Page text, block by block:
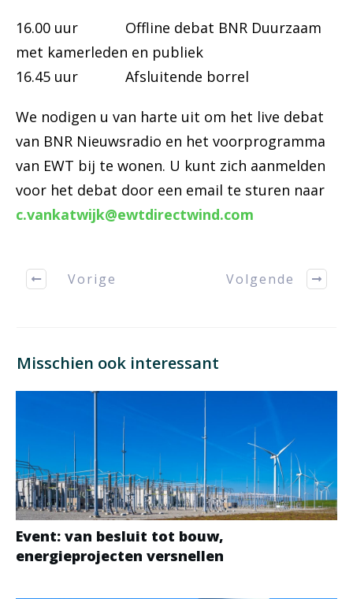
16.00 uur Offline debat BNR Duurzaam
met kamerleden en publiek
16.45 uur Afsluitende borrel
We nodigen u van harte uit om het live debat
van BNR Nieuwsradio en het voorprogramma
van EWT bij te wonen. U kunt zich aanmelden
voor het debat door een email te sturen naar
c.vankatwijk@ewtdirectwind.com
Vorige Volgende
Misschien ook interessant
Event: van besluit tot bouw,
energieprojecten versnellen